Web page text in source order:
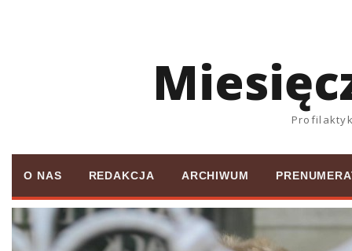
O NAS REDAKCJA ARCHIWUM